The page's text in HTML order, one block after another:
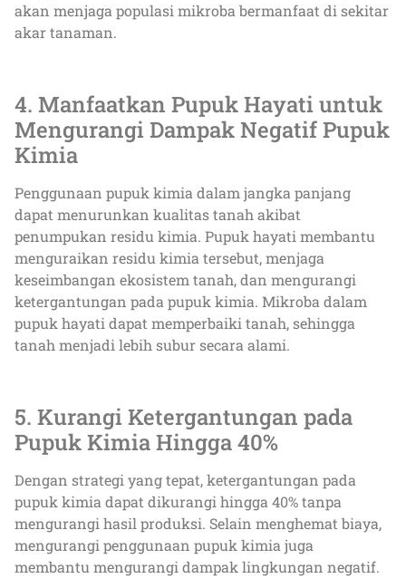
akan menjaga populasi mikroba bermanfaat di sekitar
akar tanaman.
4. Manfaatkan Pupuk Hayati untuk
Mengurangi Dampak Negatif Pupuk
Kimia
Penggunaan pupuk kimia dalam jangka panjang
dapat menurunkan kualitas tanah akibat
penumpukan residu kimia. Pupuk hayati membantu
menguraikan residu kimia tersebut, menjaga
keseimbangan ekosistem tanah, dan mengurangi
ketergantungan pada pupuk kimia. Mikroba dalam
pupuk hayati dapat memperbaiki tanah, sehingga
tanah menjadi lebih subur secara alami.
5. Kurangi Ketergantungan pada
Pupuk Kimia Hingga 40%
Dengan strategi yang tepat, ketergantungan pada
pupuk kimia dapat dikurangi hingga 40% tanpa
mengurangi hasil produksi. Selain menghemat biaya,
mengurangi penggunaan pupuk kimia juga
membantu mengurangi dampak lingkungan negatif.